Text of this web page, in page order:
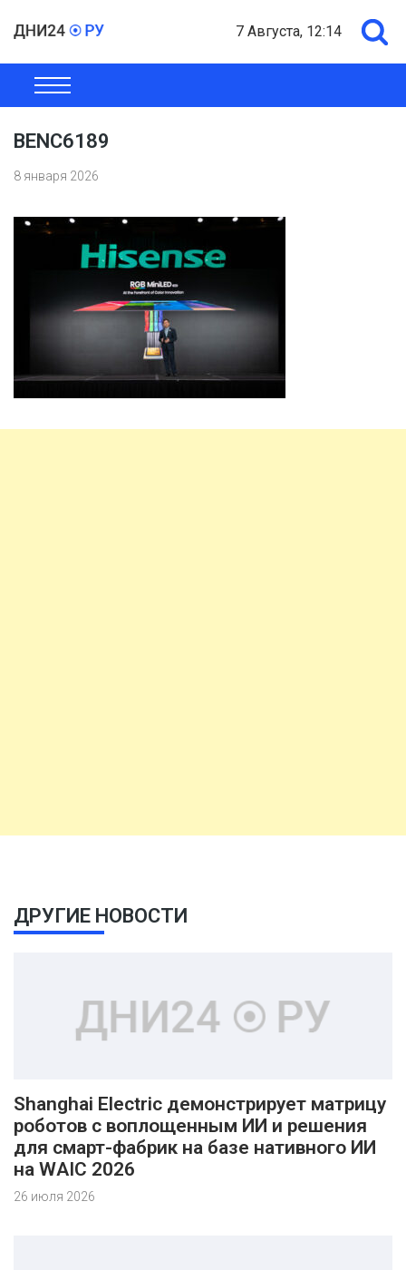
7 Августа, 12:14
ОБЩЕСТВО
BENC6189
8 января 2026
ДРУГИЕ НОВОСТИ
Shanghai Electric демонстрирует матрицу
роботов с воплощенным ИИ и решения
для смарт-фабрик на базе нативного ИИ
на WAIC 2026
26 июля 2026